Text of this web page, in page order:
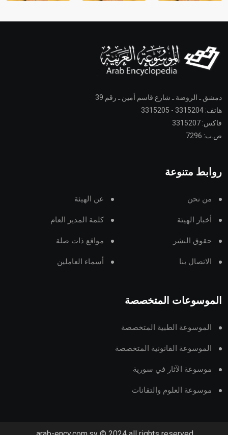
دمشق ـ الروضة ـ شارع قاسم أمين ـ رقم 39
هاتف: 3315204 - 3315205
فاكس: 3315207
ص.ب: 7296
روابط متنوعة
من نحن عن الهيئة
أخبار الهيئة كلمة المدير العام
حقوق النشر مواقع ذات صلة
الاتصال بنا أسماء العاملين
الموسوعات المتخصصة
الموسوعة الطبية المتخصصة
الموسوعة القانونية المتخصصة
موسوعة الآثار في سورية
موسوعة العلوم والتقانات